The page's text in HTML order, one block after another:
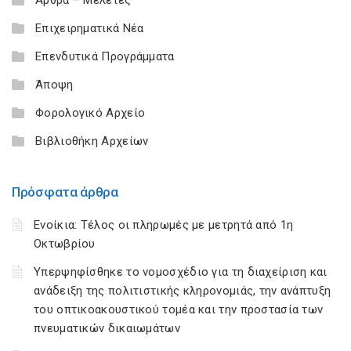
Επιχειρηματικά Νέα
Επενδυτικά Προγράμματα
Άποψη
Φορολογικό Αρχείο
Βιβλιοθήκη Αρχείων
Πρόσφατα άρθρα
Ενοίκια: Τέλος οι πληρωμές με μετρητά από 1η
Οκτωβρίου
Υπερψηφίσθηκε το νομοσχέδιο για τη διαχείριση και
ανάδειξη της πολιτιστικής κληρονομιάς, την ανάπτυξη
του οπτικοακουστικού τομέα και την προστασία των
πνευματικών δικαιωμάτων